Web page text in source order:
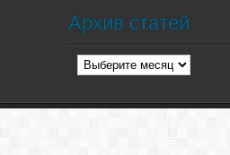
Архив статей
Архив
статей